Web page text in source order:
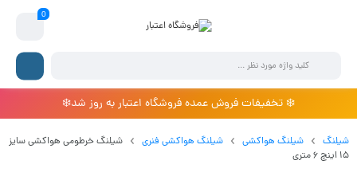
0
❄️ تخفیفات فروش عمده فروشگاه اعتبار به روز شد❄️
شیلنگ شیلنگ هواکشی شیلنگ هواکشی فنری
شیلنگ خرطومی هواکشی سایز
15 اینچ 6 متری